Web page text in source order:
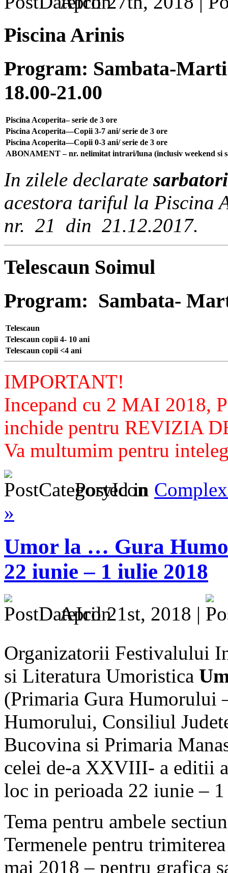
Piscina Arinis
Program: Sambata-
18.00-21.00
Piscina Acoperita– serie de 3 ore
Piscina Acoperita—Copii 3-7 ani/ serie de 3 ore
Piscina Acoperita—Copii 0-3 ani/ serie de 3 ore
ABONAMENT – nr. nelimitat intrari/luna (inclusiv weekend si
In zilele declarate
acestora tariful la Piscina
nr. 21 din 21.12.2017.
Telescaun Soimul
Program: Sambata-
Telescaun
Telescaun copii 4- 10 ani
Telescaun copii <4 ani
IMPORTANT!
Incepand cu 2 MAI 2018,
inchide pentru REVIZIA
Va multumim pentru
Posted in
»
Umor la … Gura
22 iunie – 1 iulie 2018
April 21st, 2018 |
Organizatorii Festivalului
si Literatura Umoristica
(Primaria Gura Humorului
Humorului, Consiliul
Bucovina si Primaria
celei de-a XXVIII- a editii
loc in perioada 22 iunie –
Tema pentru ambele
Termenele pentru
mai 2018 – pentru grafica